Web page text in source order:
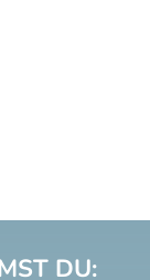
DU: